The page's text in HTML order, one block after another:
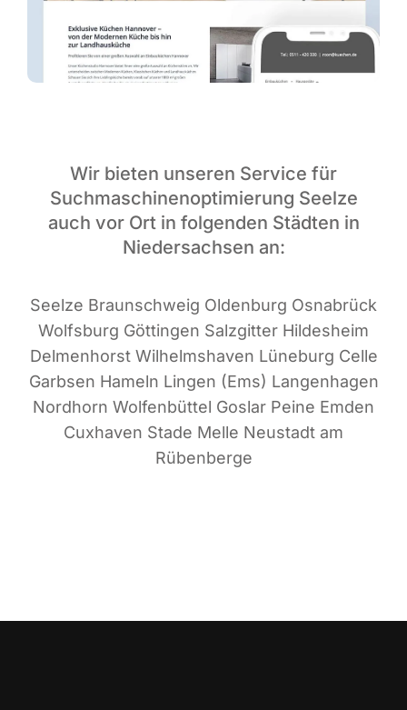
Wir bieten unseren Service für
Suchmaschinenoptimierung Seelze
auch vor Ort in folgenden Städten in
Niedersachsen an:
Seel­ze Braun­schweig Olden­burg Osna­brück
Wolfs­burg Göt­tin­gen Salz­git­ter Hil­des­heim
Del­men­horst Wil­helms­ha­ven Lüne­burg Cel­le
Garb­sen Hameln Lin­gen (Ems) Lan­gen­ha­gen
Nord­horn Wol­fen­büt­tel Gos­lar Pei­ne Emden
Cux­ha­ven Sta­de Mel­le Neu­stadt am
Rübenberge